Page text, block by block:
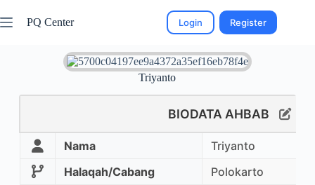
PQ Center Login Register
Triyanto
BIODATA AHBAB
Nama
Triyanto
Halaqah/Cabang
Polokarto